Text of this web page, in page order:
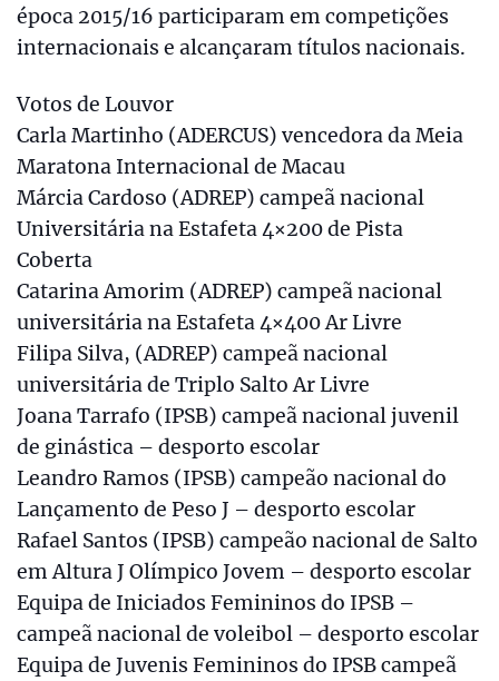
época 2015/16 participaram em competições
internacionais e alcançaram títulos nacionais.
Votos de Louvor
Carla Martinho (ADERCUS) vencedora da Meia
Maratona Internacional de Macau
Márcia Cardoso (ADREP) campeã nacional
Universitária na Estafeta 4×200 de Pista
Coberta
Catarina Amorim (ADREP) campeã nacional
universitária na Estafeta 4×400 Ar Livre
Filipa Silva, (ADREP) campeã nacional
universitária de Triplo Salto Ar Livre
Joana Tarrafo (IPSB) campeã nacional juvenil
de ginástica – desporto escolar
Leandro Ramos (IPSB) campeão nacional do
Lançamento de Peso J – desporto escolar
Rafael Santos (IPSB) campeão nacional de Salto
em Altura J Olímpico Jovem – desporto escolar
Equipa de Iniciados Femininos do IPSB –
campeã nacional de voleibol – desporto escolar
Equipa de Juvenis Femininos do IPSB campeã